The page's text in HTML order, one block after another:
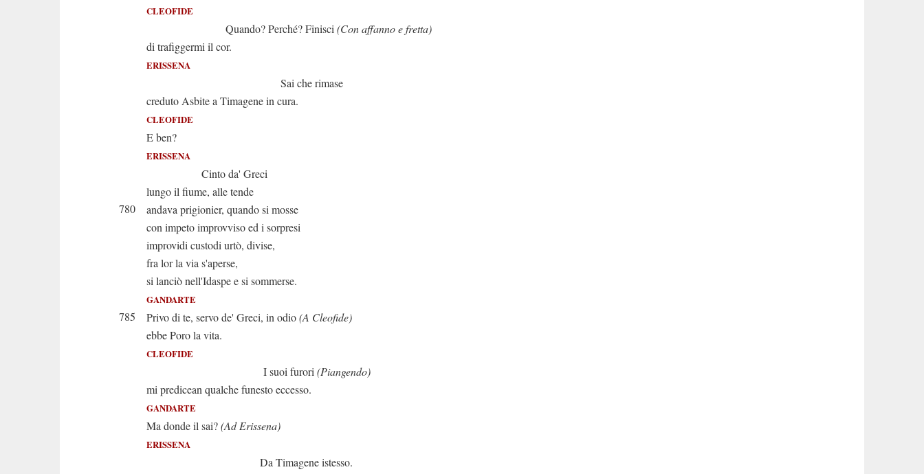
CLEOFIDE
Quando? Perché? Finisci (Con affanno e fretta)
di trafiggermi il cor.
ERISSENA
Sai che rimase
creduto Asbite a Timagene in cura.
CLEOFIDE
E ben?
ERISSENA
Cinto da' Greci
lungo il fiume, alle tende
780
andava prigionier, quando si mosse
con impeto improvviso ed i sorpresi
improvidi custodi urtò, divise,
fra lor la via s'aperse,
si lanciò nell'Idaspe e si sommerse.
GANDARTE
785 Privo di te, servo de' Greci, in odio(A Cleofide)
ebbe Poro la vita.
CLEOFIDE
I suoi furori (Piangendo)
mi predicean qualche funesto eccesso.
GANDARTE
Ma donde il sai?(Ad Erissena)
ERISSENA
Da Timagene istesso.